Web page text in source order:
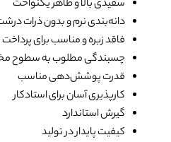
سفیدی بالا و ظاهر یکنواخت
دانه‌بندی نرم و بدون ذرات
فاقد زبره و مناسب برای
چسبندگی مطلوب به سطوح
قدرت پوشش‌دهی مناسب
کارپذیری آسان برای استادکار
گیرش استاندارد
کیفیت پایدار در تولید
0%